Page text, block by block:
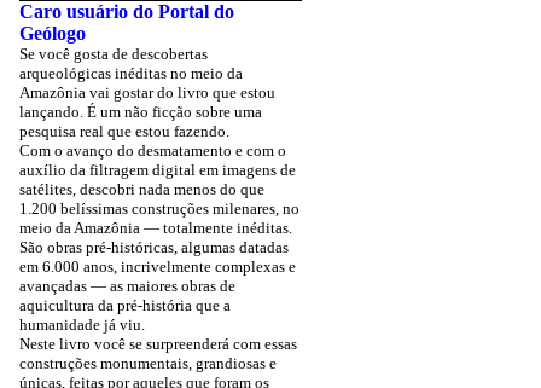
Caro usuário do Portal do
Geólogo
Se você gosta de descobertas
arqueológicas inéditas no meio da
Amazônia vai gostar do livro que estou
lançando. É um não ficção sobre uma
pesquisa real que estou fazendo.
Com o avanço do desmatamento e com o
auxílio da filtragem digital em imagens de
satélites, descobri nada menos do que
1.200 belíssimas construções milenares, no
meio da Amazônia — totalmente inéditas.
São obras pré-históricas, algumas datadas
em 6.000 anos, incrivelmente complexas e
avançadas — as maiores obras de
aquicultura da pré-história que a
humanidade já viu.
Neste livro você se surpreenderá com essas
construções monumentais, grandiosas e
únicas, feitas por aqueles que foram os